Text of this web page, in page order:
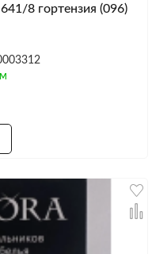
8 гортензия (096)